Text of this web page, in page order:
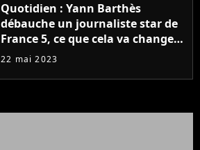
Quotidien : Yann Barthès
débauche un journaliste star de
France 5, ce que cela va changer
à la rentrée
22 mai 2023